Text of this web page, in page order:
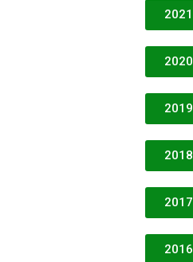
2021
2020
2019
2018
2017
2016